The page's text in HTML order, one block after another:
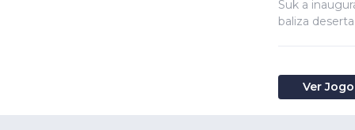
Suk a
baliza
Ver Jogo